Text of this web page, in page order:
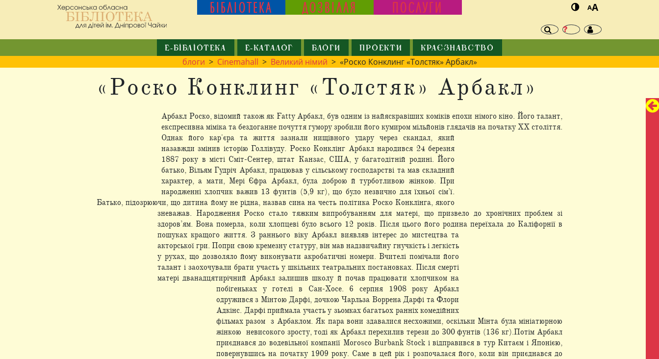
БІБЛІОТЕКА ДОЗВІЛЛЯ ПОСЛУГИ AA
Е-БІБЛІОТЕКА Е-КАТАЛОГ БЛОГИ ПРОЕКТИ КРАЄЗНАВСТВО
блоги > Cinemahall > Великий німий > «Роско Конклинг «Толстяк» Арбакл»
«Роско Конклинг «Толстяк» Арбакл»
Арбакл Роско, відомий також як Fatty Арбакл, був одним із найяскравіших коміків епохи німого кіно. Його талант,
експресивна міміка та бездоганне почуття гумору зробили його кумиром мільйонів глядачів на початку ХХ століття.
Однак його кар'єра та життя зазнали нищівного удару через скандал, який
назавжди змінив історію Голлівуду. Роско Конклінг Арбакл народився 24 березня
1887 року в місті Сміт-Сентер, штат Канзас, США, у багатодітній родині. Його
батько, Вільям Гудріч Арбакл, працював у сільському господарстві та мав складний
характер, а мати, Мері Єфра Арбакл, була доброю й турботливою жінкою. При
народженні хлопчик важив 13 фунтів (5,9 кг), що було незвично для їхньої сім’ї.
Батько, підозрюючи, що дитина йому не рідна, назвав сина на честь політика Роско Конклінга, якого
зневажав. Народження Роско стало тяжким випробуванням для матері, що призвело до хронічних проблем зі
здоров’ям. Вона померла, коли хлопцеві було всього 12 років. Після цього його родина переїхала до Каліфорнії в
пошуках кращого життя. З раннього віку Арбакл виявляв інтерес до мистецтва та
акторської гри. Попри свою кремезну статуру, він мав надзвичайну гнучкість і легкість
у рухах, що дозволяло йому виконувати акробатичні номери. Вчителі помічали його
талант і заохочували брати участь у шкільних театральних постановках. Після смерті
матері дванадцятирічний Арбакл залишив школу й почав працювати хлопчиком на
побігеньках у готелі в Сан-Хосе. 6 серпня
1908 року Арбакл
одружився з Мінтою Дарфі, дочкою Чарльза Воррена Дарфі та Флори
Адкінс. Дарфі приймала участь у зьомках багатьох ранніх комедійних
фільмах разом з Арбаклом. Як пара вони здавалися несхожими, оскільки Мінта була мініатюрною
жінкою невисокого зросту, тоді як Арбакл перехилив терези до 300 фунтів (136 кг).Потім Арбакл
приєднався до водевільної компанії Morosco Burbank Stock і відправився в тур Китаєм і Японією,
повернувшись на початку 1909 року. Саме в цей рік і розпочалася його, коли він приєднався до